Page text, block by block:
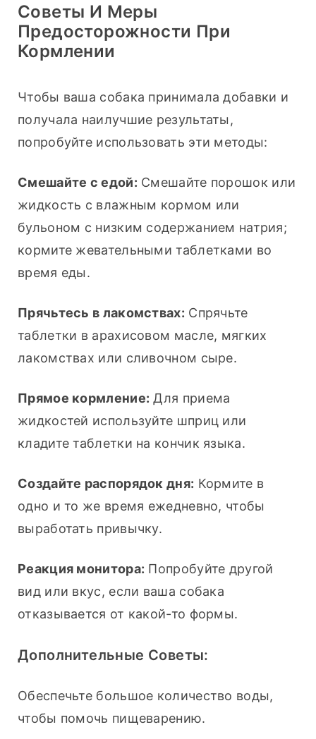
Советы И Меры
Предосторожности При
Кормлении
Чтобы ваша собака принимала добавки и
получала наилучшие результаты,
попробуйте использовать эти методы:
Смешайте с едой: Смешайте порошок или
жидкость с влажным кормом или
бульоном с низким содержанием натрия;
кормите жевательными таблетками во
время еды.
Прячьтесь в лакомствах: Спрячьте
таблетки в арахисовом масле, мягких
лакомствах или сливочном сыре.
Прямое кормление: Для приема
жидкостей используйте шприц или
кладите таблетки на кончик языка.
Создайте распорядок дня: Кормите в
одно и то же время ежедневно, чтобы
выработать привычку.
Реакция монитора: Попробуйте другой
вид или вкус, если ваша собака
отказывается от какой-то формы.
Дополнительные Советы:
Обеспечьте большое количество воды,
чтобы помочь пищеварению.